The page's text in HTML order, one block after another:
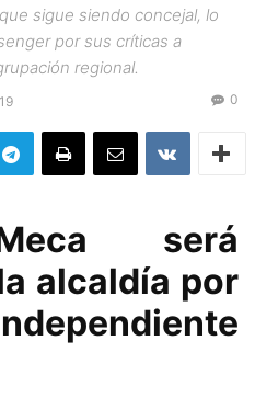
sigue siendo concejal, lo
por sus críticas a
regional.
0
será
alcaldía por